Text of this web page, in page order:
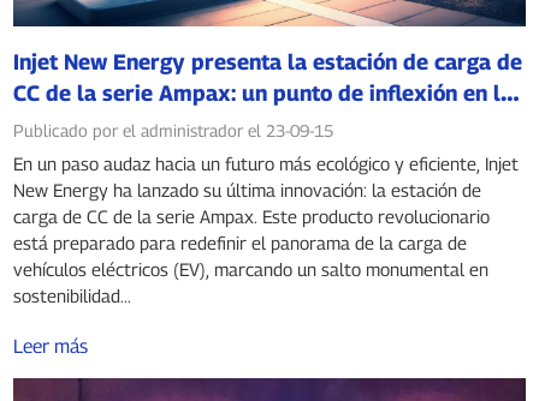
Injet New Energy presenta la estación de carga de
CC de la serie Ampax: un punto de inflexión en la
tecnología de carga de vehículos eléctricos
Publicado por el administrador el 23-09-15
En un paso audaz hacia un futuro más ecológico y eficiente, Injet
New Energy ha lanzado su última innovación: la estación de
carga de CC de la serie Ampax. Este producto revolucionario
está preparado para redefinir el panorama de la carga de
vehículos eléctricos (EV), marcando un salto monumental en
sostenibilidad...
Leer más